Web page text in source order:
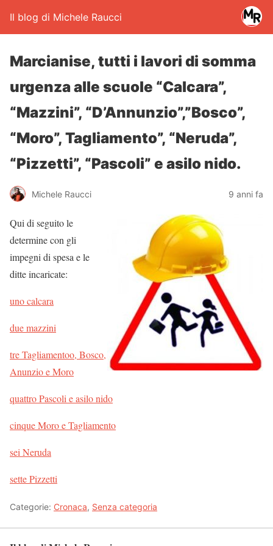
Il blog di Michele Raucci
Marcianise, tutti i lavori di somma
urgenza alle scuole “Calcara”,
“Mazzini”, “D’Annunzio”,”Bosco”,
“Moro”, Tagliamento”, “Neruda”,
“Pizzetti”, “Pascoli” e asilo nido.
Michele Raucci 9 anni fa
Qui di seguito le
determine con gli
impegni di spesa e le
ditte incaricate:
uno calcara
due mazzini
tre Tagliamentoo, Bosco,
Anunzio e Moro
quattro Pascoli e asilo nido
cinque Moro e Tagliamento
sei Neruda
sette Pizzetti
Categorie: Cronaca, Senza categoria